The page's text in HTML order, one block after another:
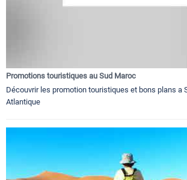
Promotions touristiques au Sud Maroc
Découvrir les promotion touristiques et bons plans a
Atlantique